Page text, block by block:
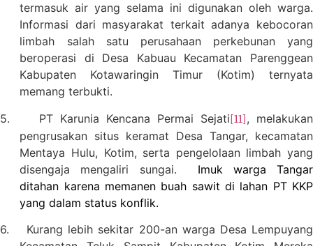
termasuk air yang selama ini digunakan oleh warga.
Informasi dari masyarakat terkait adanya kebocoran
limbah salah satu perusahaan perkebunan yang
beroperasi di Desa Kabuau Kecamatan Parenggean
Kabupaten Kotawaringin Timur (Kotim) ternyata
memang terbukti.
5.
PT Karunia Kencana Permai Sejati[11] , melakukan
pengrusakan situs keramat Desa Tangar, kecamatan
Mentaya Hulu, Kotim, serta pengelolaan limbah yang
disengaja mengaliri sungai.
Imuk warga Tangar
ditahan karena memanen buah sawit di lahan PT KKP
yang dalam status konflik.
6.
Kurang lebih sekitar 200-an warga Desa Lempuyang